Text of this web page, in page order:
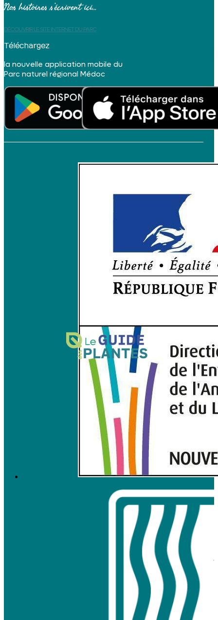
Nos histoires s’écrivent ici...
DÉCOUVRIR LE SITE INTERNET DU PARC
Téléchargez
la nouvelle application mobile du
Parc naturel régional Médoc